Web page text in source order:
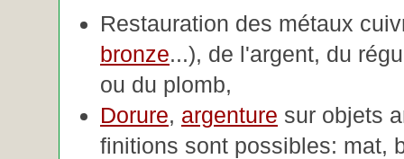
Restauration des métaux
bronze...), de l'argent, du
ou du plomb,
Dorure, argenture sur objets
finitions sont possibles: mat,